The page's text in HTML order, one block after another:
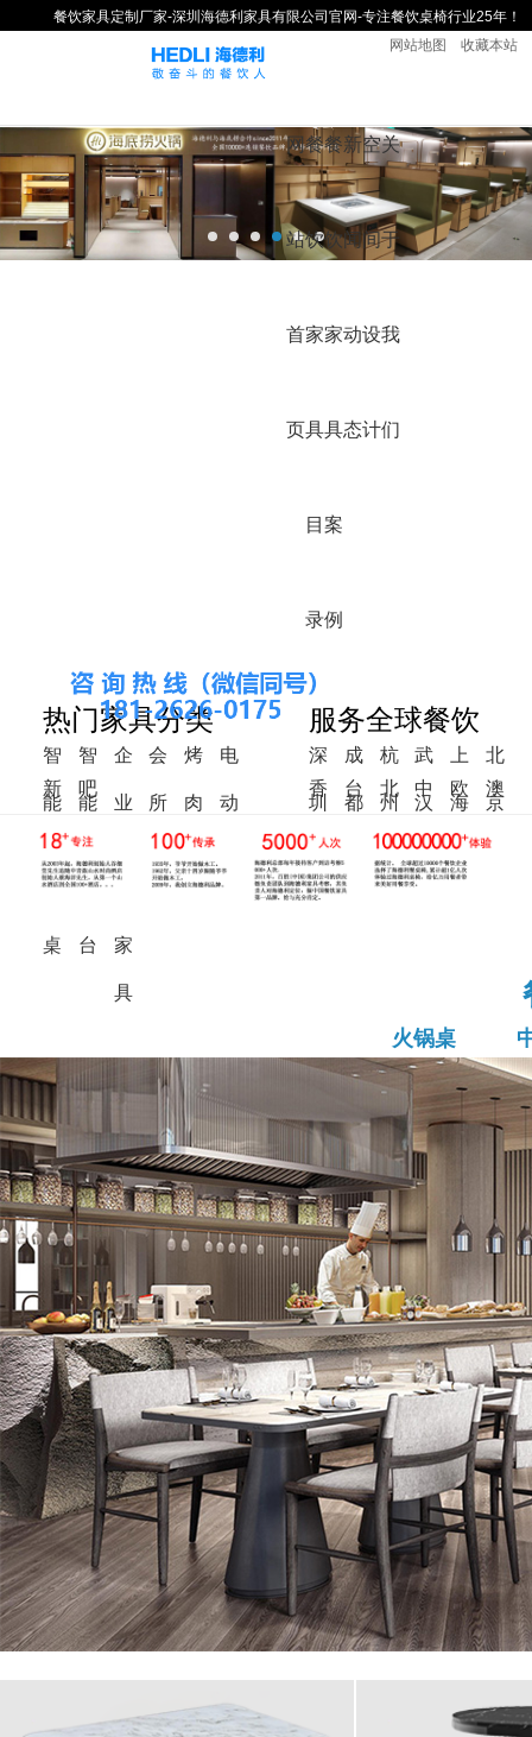
餐饮家具定制厂家-深圳海德利家具有限公司官网-专注餐饮桌椅行业25年！
收藏本站
网站地图
网
站
首
页
餐
饮
家
具
目
录
餐
饮
家
具
案
例
新
闻
动
态
空
间
设
计
关
于
我
们
热门家具分类
智
能
火
桌
智
能
调
台
企
业
家
具
会
所
家
烤
肉
桌
电
动
新
中
式
吧
椅
服务全球餐饮
深
圳
成
都
杭
州
武
汉
上
海
北
京
香
港
台 北
美
中
东
欧
洲
澳
洲
火锅桌